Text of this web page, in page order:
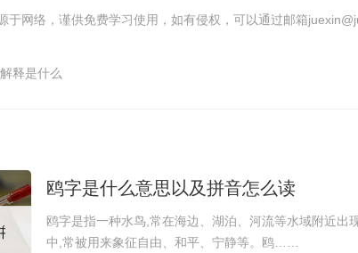
于网络，谨供免费学习使用，如有侵权，可以通过邮箱
释是什么
鸥字是什么意思以及拼音怎么读
鸥字是指一种水鸟,常在海边、湖泊、河流等水域附近出
中,常被用来象征自由、和平、宁静等。鸥……